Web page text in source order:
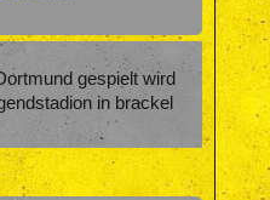
gespielt wird
in brackel